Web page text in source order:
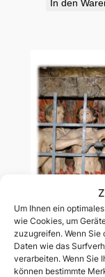
Um Ihnen ein
wie Cookies, um
zuzugreifen. Wenn
Daten wie das
verarbeiten. Wenn Sie
können bestimmte
In den
Ablass-
(Motiv C:
5,00 €